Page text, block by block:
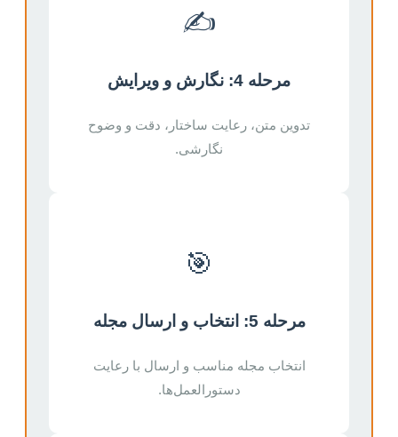
✍️
مرحله 4: نگارش و ویرایش
تدوین متن، رعایت ساختار، دقت و وضوح
نگارشی.
🎯
مرحله 5: انتخاب و ارسال مجله
انتخاب مجله مناسب و ارسال با رعایت
دستورالعمل‌ها.